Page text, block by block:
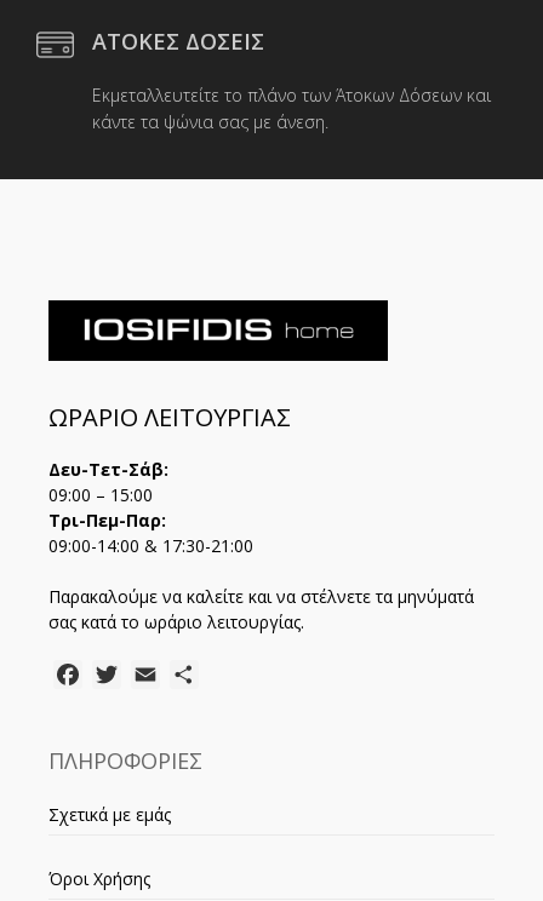
ΑΤΟΚΕΣ ΔΟΣΕΙΣ
Εκμεταλλευτείτε το πλάνο των Άτοκων Δόσεων και
κάντε τα ψώνια σας με άνεση.
ΩΡΑΡΙΟ ΛΕΙΤΟΥΡΓΙΑΣ
Δευ-Τετ-Σάβ:
09:00 – 15:00
Τρι-Πεμ-Παρ:
09:00-14:00 & 17:30-21:00
Παρακαλούμε να καλείτε και να στέλνετε τα μηνύματά
σας κατά το ωράριο λειτουργίας.
FacebookTwitter
Email
ΠΛΗΡΟΦΟΡΙΕΣ
Σχετικά με εμάς
Όροι Χρήσης